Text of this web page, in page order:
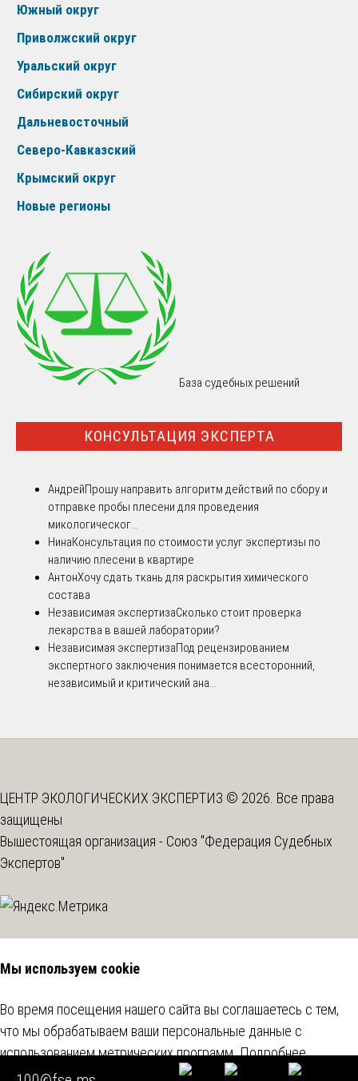
Южный округ
Приволжский округ
Уральский округ
Сибирский округ
Дальневосточный
Северо-Кавказский
Крымский округ
Новые регионы
База судебных решений
КОНСУЛЬТАЦИЯ ЭКСПЕРТА
АндрейПрошу направить алгоритм действий по сбору и
отправке пробы плесени для проведения
микологическог...
НинаКонсультация по стоимости услуг экспертизы по
наличию плесени в квартире
АнтонХочу сдать ткань для раскрытия химического
состава
Независимая экспертизаСколько стоит проверка
лекарства в вашей лаборатории?
Независимая экспертизаПод рецензированием
экспертного заключения понимается всесторонний,
независимый и критический ана...
ЦЕНТР ЭКОЛОГИЧЕСКИХ ЭКСПЕРТИЗ © 2026. Все права
защищены
Вышестоящая организация - Союз "Федерация Судебных
Экспертов"
Мы используем cookie
Во время посещения нашего сайта вы соглашаетесь с тем,
что мы обрабатываем ваши персональные данные с
использованием метрических программ.Подробнее